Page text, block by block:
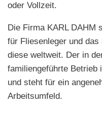
oder Vollzeit.
Die Firma KARL DAHM
für Fliesenleger und
diese weltweit. Der in
familiengeführte Betrieb
und steht für ein
Arbeitsumfeld.